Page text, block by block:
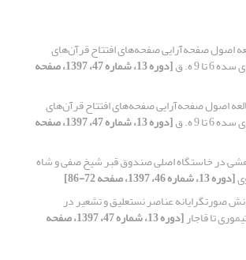
اصول صفحه‌آرایی صفحه‌های افتتاح قرآن‌های
9 ه. ق [دوره 13، شماره 47، 1397، صفحه
اصول صفحه‌آرایی صفحه‌های افتتاح قرآن‌های
9 ه. ق [دوره 13، شماره 47، 1397، صفحه
در خاستگاه اصلی صندوق قبر شیخ صفی و شاه
[دوره 13، شماره 46، 1397، صفحه 72-86]
صورتگرایانه عناصر نستعلیق و تشعیر در
تا قاجار [دوره 13، شماره 47، 1397، صفحه